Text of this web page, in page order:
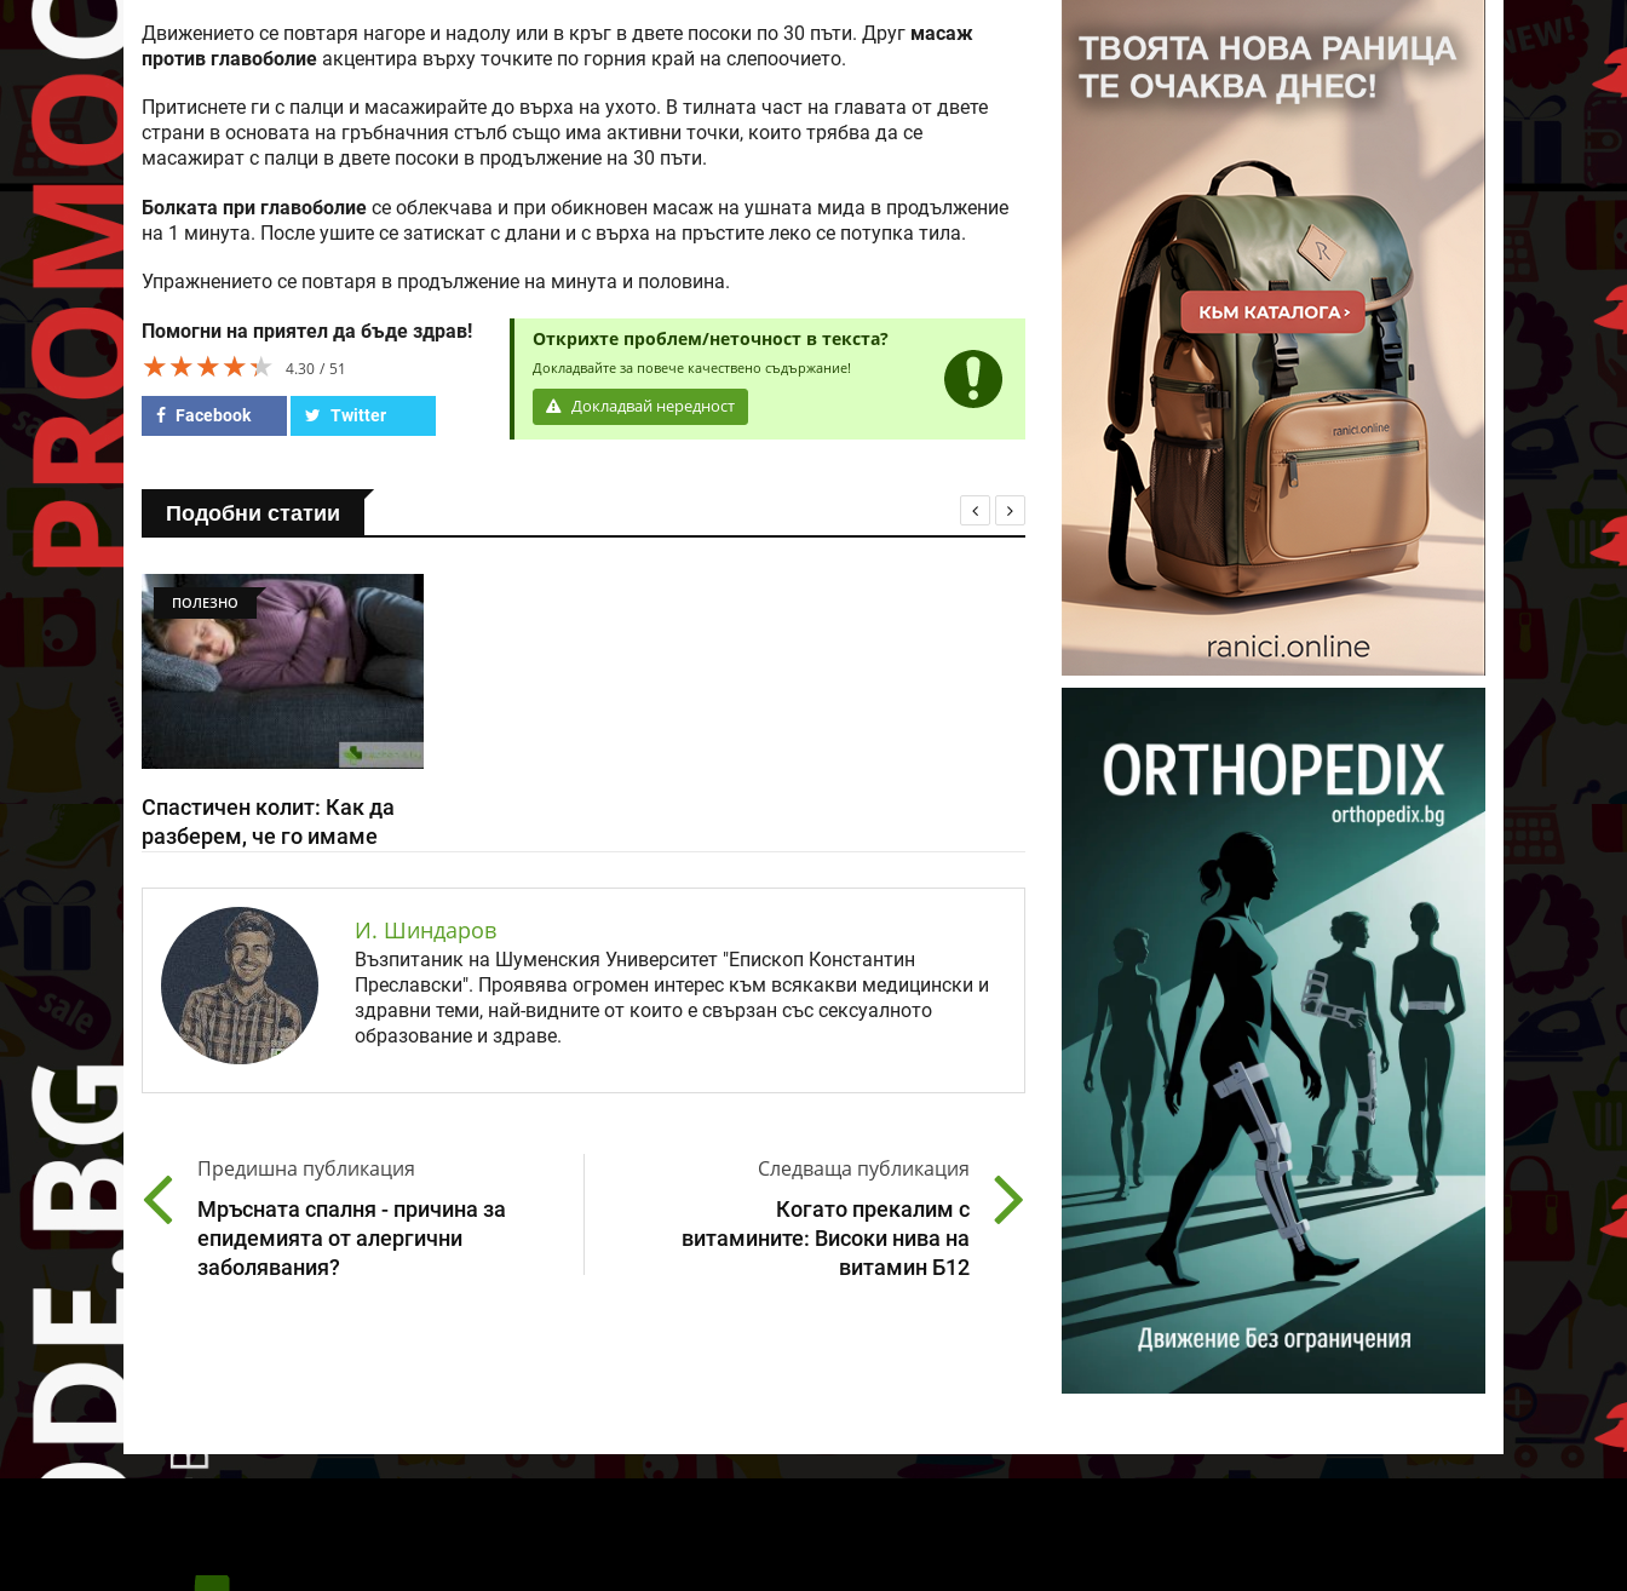
Движението се повтаря нагоре и надолу или в кръг в двете посоки по 30 пъти. Друг масаж
против главоболие акцентира върху точките по горния край на слепоочието.
Притиснете ги с палци и масажирайте до върха на ухото. В тилната част на главата от двете
страни в основата на гръбначния стълб също има активни точки, които трябва да се
масажират с палци в двете посоки в продължение на 30 пъти.
Болката при главоболие се облекчава и при обикновен масаж на ушната мида в продължение
на 1 минута. После ушите се затискат с длани и с върха на пръстите леко се потупка тила.
Упражнението се повтаря в продължение на минута и половина.
Помогни на приятел да бъде здрав!
★★★★★
★★★★★
★★★★★ 4.30 51
Facebook Twitter
Открихте проблем/неточност в текста?
Докладвайте за повече качествено съдържание!
Докладвай нередност
Подобни статии
ПОЛЕЗНО
Спастичен колит: Как да
разберем, че го имаме
И. Шиндаров
Възпитаник на Шуменския Университет "Епископ Константин
Преславски". Проявява огромен интерес към всякакви медицински и
здравни теми, най-видните от които е свързан със сексуалното
образование и здраве.
Предишна публикация
Мръсната спалня - причина за
епидемията от алергични
заболявания?
Следваща публикация
Когато прекалим с
витамините: Високи нива на
витамин Б12